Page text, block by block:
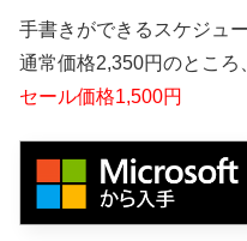
手書きができるスケジュ
通常価格2,350円のところ
セール価格1,500円